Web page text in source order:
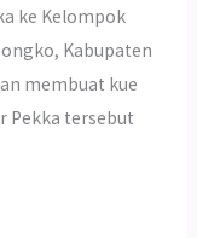
ke Kelompok
Kabupaten
membuat kue
Pekka tersebut